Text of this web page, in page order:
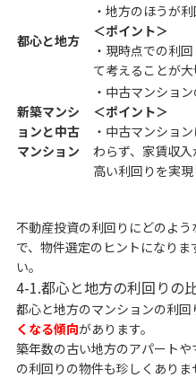
都心と地方
・地方のほうが
＜ポイント＞
・現時点での利
て考えることが
新築マンシ
ョンと中古
マンション
・中古マンショ
＜ポイント＞
・中古マンショ
わらず、家賃収
高い利回りを実
不動産投資の利回りにどのよ
で、物件選定のヒントになり
い。
4-1.都心と地方の利回りの
都心と地方のマンションの利回
くなる傾向があります。
築年数の古い地方のアパート
の利回りの物件も珍しくあり